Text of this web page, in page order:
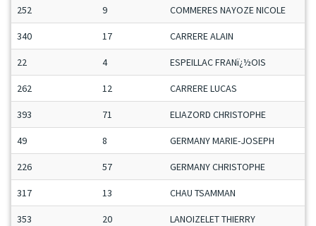
252 9 COMMERES NAYOZE NICOLE
340 17 CARRERE ALAIN
22 4 ESPEILLAC FRANï¿½OIS
262 12 CARRERE LUCAS
393 71 ELIAZORD CHRISTOPHE
49 8 GERMANY MARIE-JOSEPH
226 57 GERMANY CHRISTOPHE
317 13 CHAU TSAMMAN
353 20 LANOIZELET THIERRY